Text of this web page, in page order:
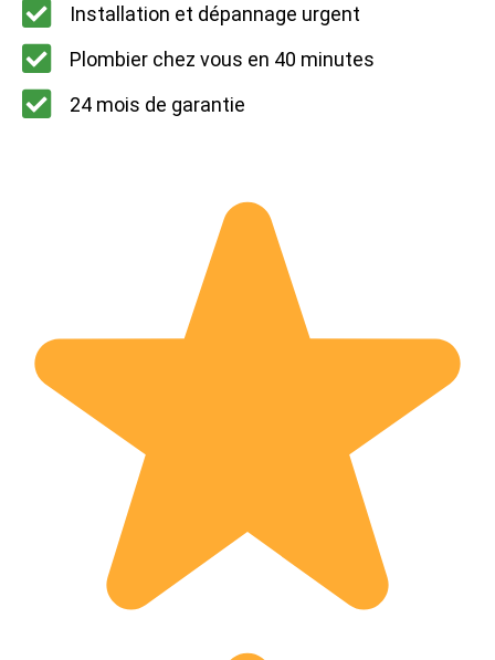
Installation et dépannage urgent
Plombier chez vous en 40 minutes
24 mois de garantie